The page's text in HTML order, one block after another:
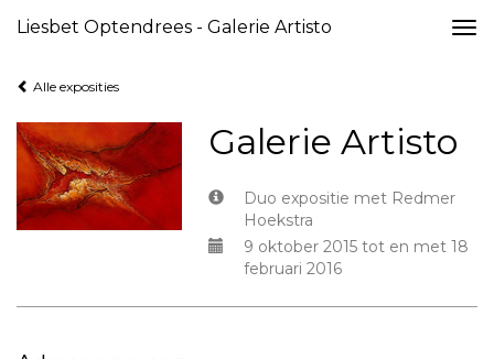
Liesbet Optendrees - Galerie Artisto
Alle exposities
Galerie Artisto
Duo expositie met Redmer
Hoekstra
9 oktober 2015 tot en met 18
februari 2016